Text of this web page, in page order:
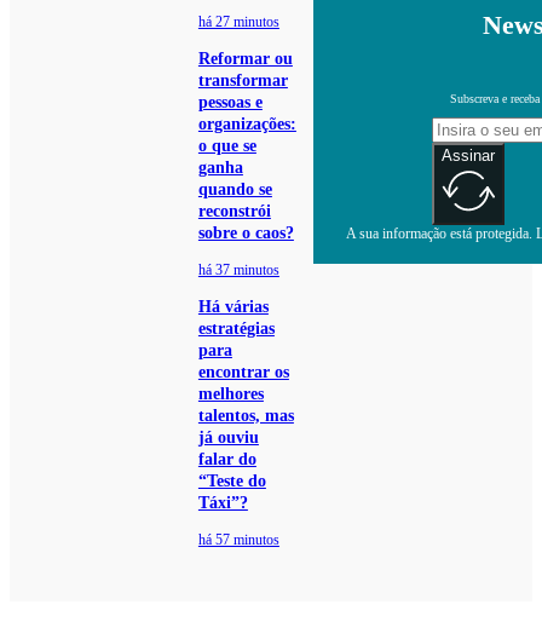
há 27 minutos
Reformar ou
transformar
pessoas e
organizações:
o que se
ganha
quando se
reconstrói
sobre o caos?
há 37 minutos
Há várias
estratégias
para
encontrar os
melhores
talentos, mas
já ouviu
falar do
“Teste do
Táxi”?
há 57 minutos
Subscreva e
Assinar
A sua informação está protegida.